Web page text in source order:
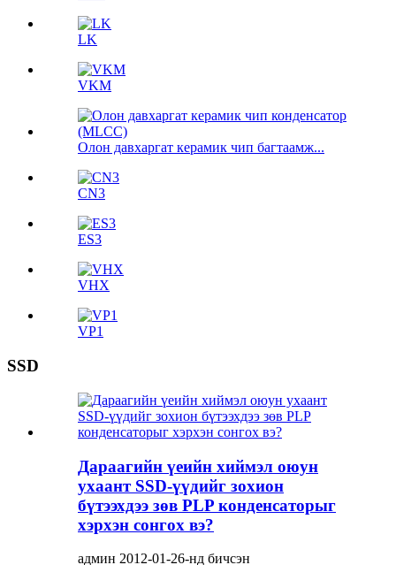
LK
VKM
Олон давхаргат керамик чип багтаамж...
CN3
ES3
VHX
VP1
SSD
Дараагийн үеийн хиймэл оюун
ухаант SSD-үүдийг зохион
бүтээхдээ зөв PLP конденсаторыг
хэрхэн сонгох вэ?
админ 2012-01-26-нд бичсэн